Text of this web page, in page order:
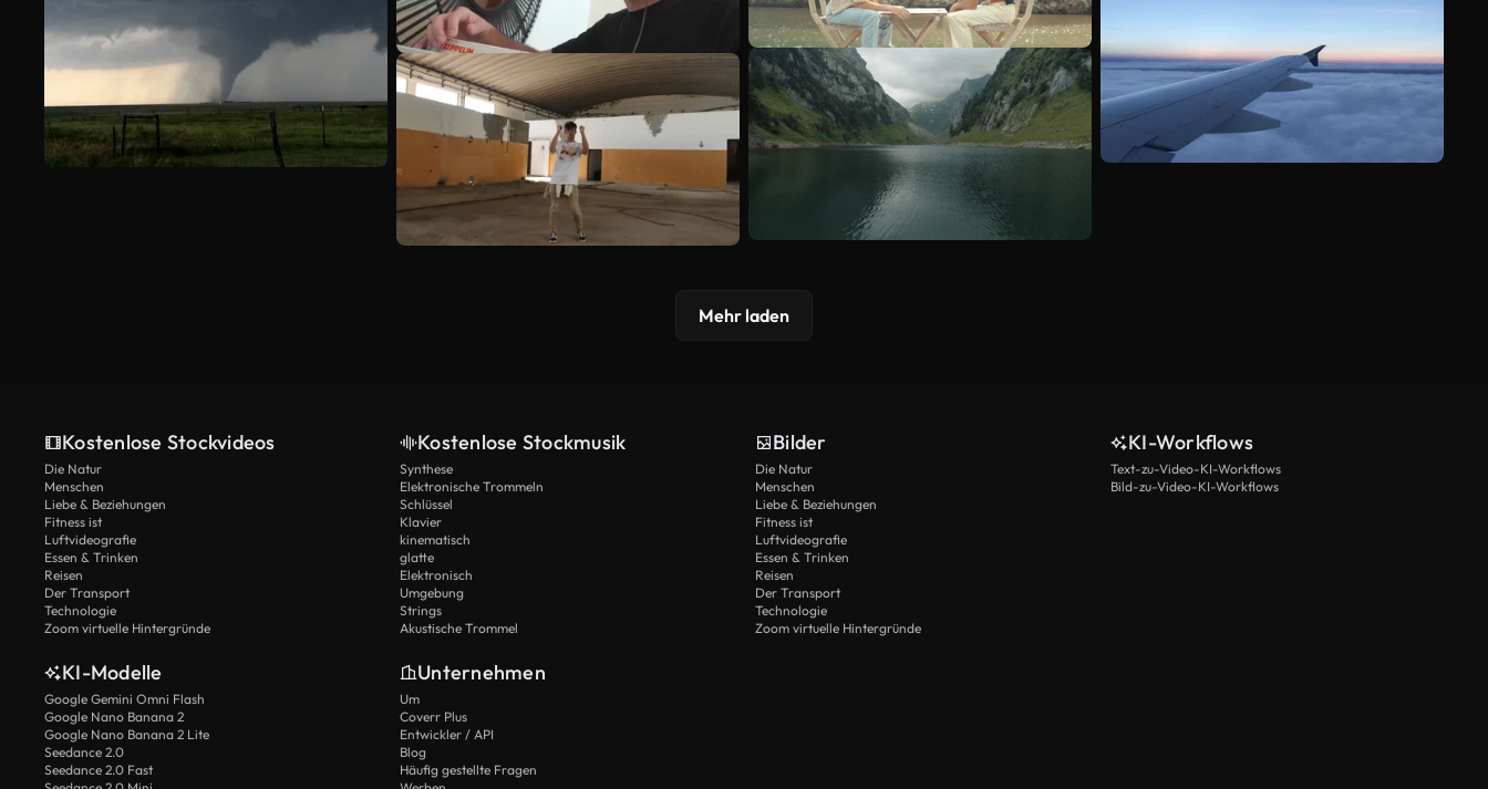
Mehr laden
Kostenlose Stockvideos
Die Natur
Menschen
Liebe & Beziehungen
Fitness ist
Luftvideografie
Essen & Trinken
Reisen
Der Transport
Technologie
Zoom virtuelle Hintergründe
Kostenlose Stockmusik
Synthese
Elektronische Trommeln
Schlüssel
Klavier
kinematisch
glatte
Elektronisch
Umgebung
Strings
Akustische Trommel
Bilder
Die Natur
Menschen
Liebe & Beziehungen
Fitness ist
Luftvideografie
Essen & Trinken
Reisen
Der Transport
Technologie
Zoom virtuelle Hintergründe
KI-Workflows
Text-zu-Video-KI-Workflows
Bild-zu-Video-KI-Workflows
KI-Modelle
Google Gemini Omni Flash
Google Nano Banana 2
Google Nano Banana 2 Lite
Seedance 2.0
Seedance 2.0 Fast
Unternehmen
Um
Coverr Plus
Entwickler / API
Blog
Häufig gestellte Fragen